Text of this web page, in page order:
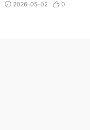
2026-05-02 0